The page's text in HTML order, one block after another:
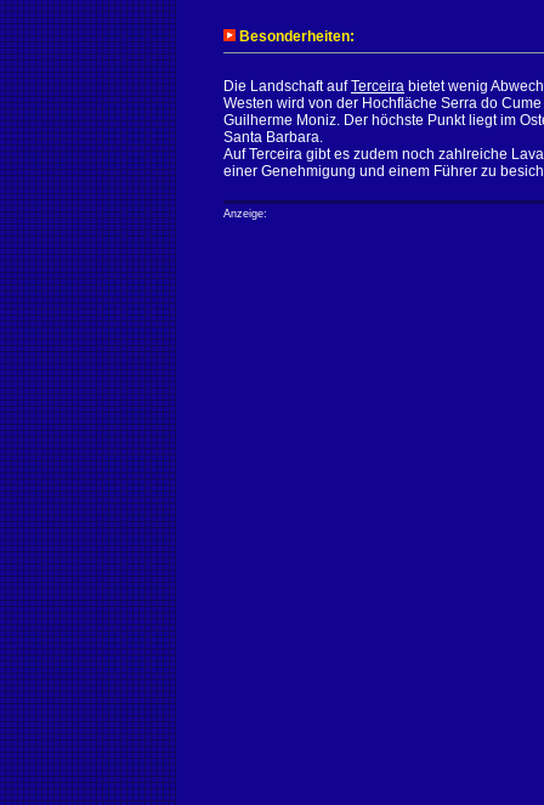
Besonderheiten:
Die Landschaft aufTerceira bietet wenig
Westen wird von der Hochfläche Serra do
Guilherme Moniz. Der höchste Punkt liegt im
Santa Barbara.
Auf Terceira gibt es zudem noch zahlreiche
einer Genehmigung und einem Führer zu
Anzeige: